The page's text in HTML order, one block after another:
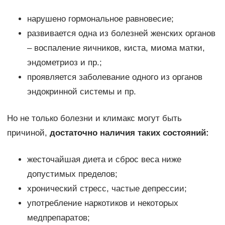
нарушено гормональное равновесие;
развивается одна из болезней женских органов
– воспаление яичников, киста, миома матки,
эндометриоз и пр.;
проявляется заболевание одного из органов
эндокринной системы и пр.
Но не только болезни и климакс могут быть
причиной, достаточно наличия таких состояний:
жесточайшая диета и сброс веса ниже
допустимых пределов;
хронический стресс, частые депрессии;
употребление наркотиков и некоторых
медпрепаратов;